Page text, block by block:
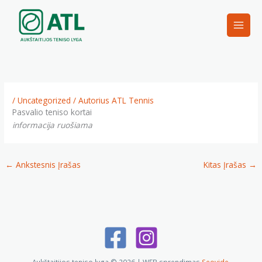
turinio
/Uncategorized / Autorius ATL Tennis
Pasvalio teniso kortai
informacija ruošiama
← Ankstesnis Įrašas Kitas Įrašas →